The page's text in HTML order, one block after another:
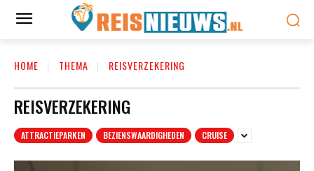
HOME THEMA REISVERZEKERING
REISVERZEKERING
ATTRACTIEPARKEN BEZIENSWAARDIGHEDEN CRUISE